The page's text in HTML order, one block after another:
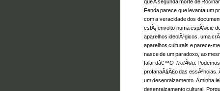
que A segunda morte de
Fenda parece que levanta um
com a veracidade dos
estÃ¡ envolto numa espÃ©cie
aparelhos ideolÃ³gicos, uma
aparelhos culturais e parece-
nasce de um paradoxo, ao
falar dâ€™O TrofÃ©u.
profanaÃ§Ã£o das
um desenraizamento. A minha
desenraizamento cultural.